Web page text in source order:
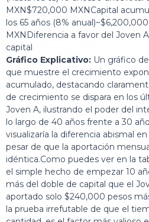
MXN$720,000 MXNCapital
los 65 años (8%
MXNDiferencia a favor del Joven
capital
Gráfico Explicativo: Un gráfico
que muestre el crecimiento
acumulado, destacando
de crecimiento se dispara en los
Joven A, ilustrando el poder del
lo largo de 40 años frente a 30
visualizaría la diferencia abismal
pesar de que la aportación
idéntica.Como puedes ver en la
el simple hecho de empezar 10
más del doble de capital que el
aportado solo $240,000 pesos
la prueba irrefutable de que el